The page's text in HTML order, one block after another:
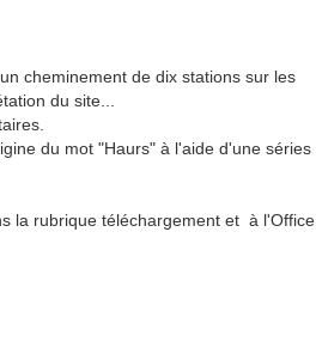
cheminement de dix stations sur les
du site...
du mot "Haurs" à l'aide d'une séries
la rubrique téléchargement et à l'Office